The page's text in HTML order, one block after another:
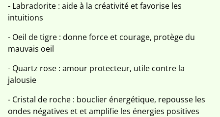
- Labradorite : aide à la créativité et favorise les
intuitions
- Oeil de tigre : donne force et courage, protège du
mauvais oeil
- Quartz rose : amour protecteur, utile contre la
jalousie
- Cristal de roche : bouclier énergétique, repousse les
ondes négatives et et amplifie les énergies positives